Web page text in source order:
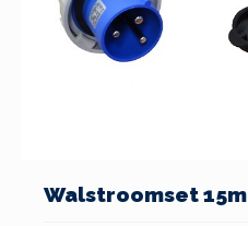
Walstroomset 15m